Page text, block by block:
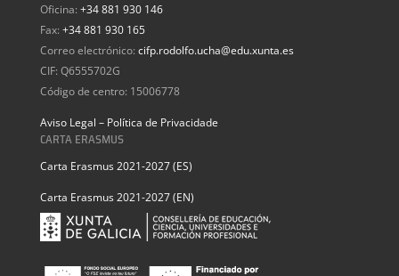
Oficina: +34 881 930 146
Fax: +34 881 930 165
Correo electrónico: cifp.rodolfo.ucha@edu.xunta.es
CIF: Q6555702G
Código de centro: 15006778
Aviso Legal – Política de Privacidade
CARTA ERASMUS
Carta Erasmus 2021-2027 (ES)
Carta Erasmus 2021-2027 (EN)